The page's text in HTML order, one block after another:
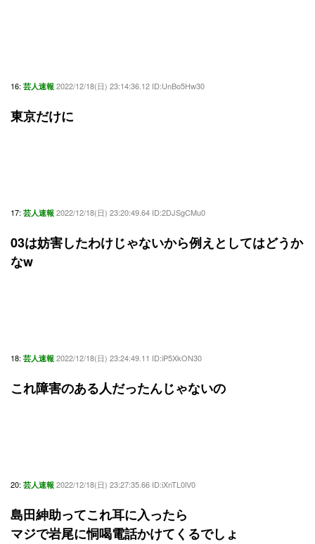
16: 芸人速報 2022/12/18(日) 23:14:36.12 ID:UnBo5Hw30
東京だけに
17: 芸人速報 2022/12/18(日) 23:20:49.64 ID:2DJSgCMu0
03は妨害したわけじゃないから例えとしてはどうか
なw
18: 芸人速報 2022/12/18(日) 23:24:49.11 ID:iP5XkON30
これ障害のある人だったんじゃないの
20: 芸人速報 2022/12/18(日) 23:27:35.66 ID:iXnTL0lV0
島田紳助ってこれ耳に入ったら
マジで岩尾に恫喝電話かけてくるでしょ